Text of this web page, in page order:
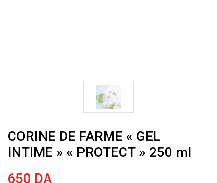
CORINE DE FARME « GEL
INTIME » « PROTECT » 250 ml
650 DA